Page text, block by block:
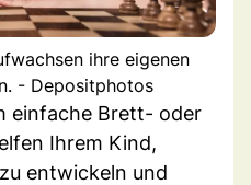
ihre eigenen
- Depositphotos
einfache Brett- oder
Ihrem Kind,
entwickeln und